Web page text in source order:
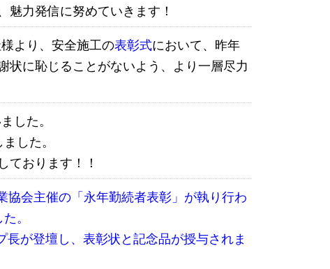
力発信に努めていきます！
より、安全施工の表彰式において、昨年
状に恥じることがないよう、より一層尽力
した。
した。
ております！！
会主催の「永年勤続者表彰」が執り行わ
。
が登壇し、表彰状と記念品が授与されま